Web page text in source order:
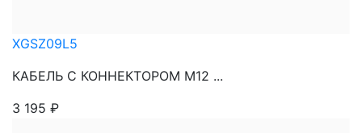
XGSZ09L5
КАБЕЛЬ С КОННЕКТОРОМ М12 ...
3 195 ₽